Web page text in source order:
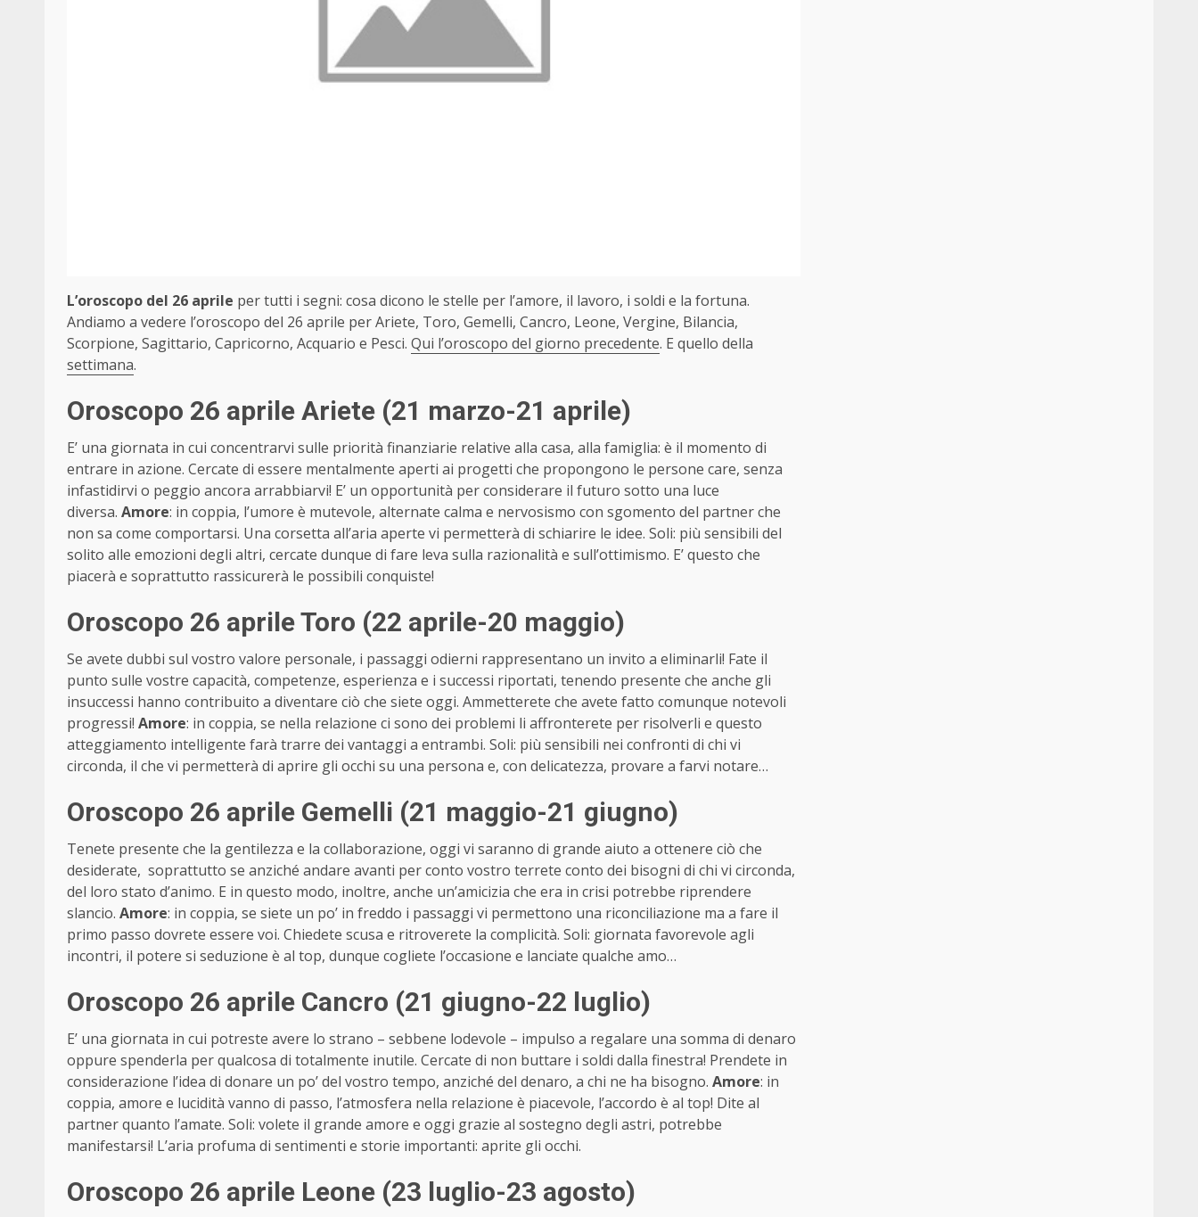
L’oroscopo del 26 aprile per tutti i segni: cosa dicono le stelle per l’amore, il lavoro, i soldi e la fortuna.
Andiamo a vedere l’oroscopo del 26 aprile per Ariete, Toro, Gemelli, Cancro, Leone, Vergine, Bilancia,
Scorpione, Sagittario, Capricorno, Acquario e Pesci. Qui l’oroscopo del giorno precedente. E quello della
settimana.
Oroscopo 26 aprile Ariete (21 marzo-21 aprile)
E’ una giornata in cui concentrarvi sulle priorità finanziarie relative alla casa, alla famiglia: è il momento di
entrare in azione. Cercate di essere mentalmente aperti ai progetti che propongono le persone care, senza
infastidirvi o peggio ancora arrabbiarvi! E’ un opportunità per considerare il futuro sotto una luce
diversa. Amore: in coppia, l’umore è mutevole, alternate calma e nervosismo con sgomento del partner che
non sa come comportarsi. Una corsetta all’aria aperte vi permetterà di schiarire le idee. Soli: più sensibili del
solito alle emozioni degli altri, cercate dunque di fare leva sulla razionalità e sull’ottimismo. E’ questo che
piacerà e soprattutto rassicurerà le possibili conquiste!
Oroscopo 26 aprile Toro (22 aprile-20 maggio)
Se avete dubbi sul vostro valore personale, i passaggi odierni rappresentano un invito a eliminarli! Fate il
punto sulle vostre capacità, competenze, esperienza e i successi riportati, tenendo presente che anche gli
insuccessi hanno contribuito a diventare ciò che siete oggi. Ammetterete che avete fatto comunque notevoli
progressi! Amore: in coppia, se nella relazione ci sono dei problemi li affronterete per risolverli e questo
atteggiamento intelligente farà trarre dei vantaggi a entrambi. Soli: più sensibili nei confronti di chi vi
circonda, il che vi permetterà di aprire gli occhi su una persona e, con delicatezza, provare a farvi notare…
Oroscopo 26 aprile Gemelli (21 maggio-21 giugno)
Tenete presente che la gentilezza e la collaborazione, oggi vi saranno di grande aiuto a ottenere ciò che
desiderate, soprattutto se anziché andare avanti per conto vostro terrete conto dei bisogni di chi vi circonda,
del loro stato d’animo. E in questo modo, inoltre, anche un’amicizia che era in crisi potrebbe riprendere
slancio. Amore: in coppia, se siete un po’ in freddo i passaggi vi permettono una riconciliazione ma a fare il
primo passo dovrete essere voi. Chiedete scusa e ritroverete la complicità. Soli: giornata favorevole agli
incontri, il potere si seduzione è al top, dunque cogliete l’occasione e lanciate qualche amo…
Oroscopo 26 aprile Cancro (21 giugno-22 luglio)
E’ una giornata in cui potreste avere lo strano – sebbene lodevole – impulso a regalare una somma di denaro
oppure spenderla per qualcosa di totalmente inutile. Cercate di non buttare i soldi dalla finestra! Prendete in
considerazione l’idea di donare un po’ del vostro tempo, anziché del denaro, a chi ne ha bisogno. Amore: in
coppia, amore e lucidità vanno di passo, l’atmosfera nella relazione è piacevole, l’accordo è al top! Dite al
partner quanto l’amate. Soli: volete il grande amore e oggi grazie al sostegno degli astri, potrebbe
manifestarsi! L’aria profuma di sentimenti e storie importanti: aprite gli occhi.
Oroscopo 26 aprile Leone (23 luglio-23 agosto)